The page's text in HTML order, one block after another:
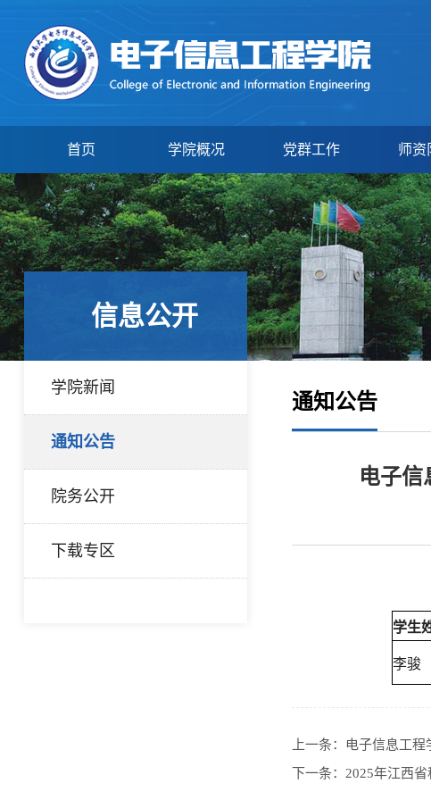
首页 学院概况 党群工作 师资
信息公开
学院新闻
通知公告
院务公开
下载专区
通知公告
电子信
学生
李骏
上一条：
电子信息工程
下一条： 2025年江西